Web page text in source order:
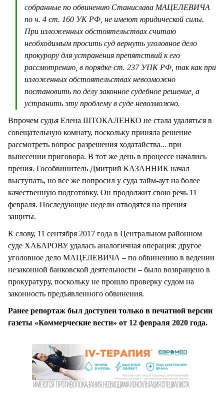
собранные по обвинению Станислава МАЦЕЛЕВИЧА
по ч. 4 ст. 160 УК РФ, не имеют юридической силы.
При изложенных обстоятельствах считаю
необходимым просить суд вернуть уголовное дело
прокурору для устранения препятствий к его
рассмотрению, в порядке ст. 237 УПК РФ, так как при
изложенных обстоятельствах невозможно
постановить по делу законное судебное решение, а
устранить эту проблему в суде невозможно.
Впрочем судья Елена ШТОКАЛЕНКО не стала удаляться в
совещательную комнату, поскольку приняла решение
рассмотреть вопрос разрешения ходатайства... при
вынесении приговора. В тот же день в процессе начались
прения. Гособвинитель Дмитрий КАЗАННИК начал
выступать, но все же попросил у суда тайм-аут на более
качественную подготовку. Он продолжит свою речь 11
февраля. Последующие недели отводятся на прения
защиты.
К слову, 11 сентября 2017 года в Центральном районном
суде ХАБАРОВУ удалась аналогичная операция: другое
уголовное дело МАЦЕЛЕВИЧА – по обвинению в ведении
незаконной банковской деятельности – было возвращено в
прокуратуру, поскольку не прошло проверку судом на
законность предъявленного обвинения.
Ранее репортаж был доступен только в печатной версии
газеты «Коммерческие вести» от 12 февраля 2020 года.